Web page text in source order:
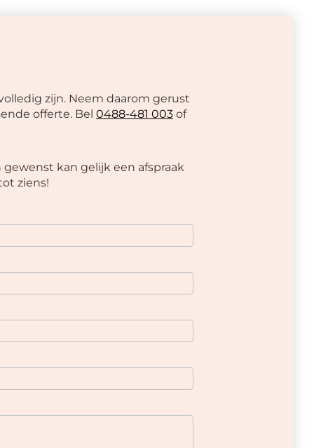
zijn. Neem daarom gerust
offerte. Bel 0488-481 003 of
kan gelijk een afspraak
ziens!